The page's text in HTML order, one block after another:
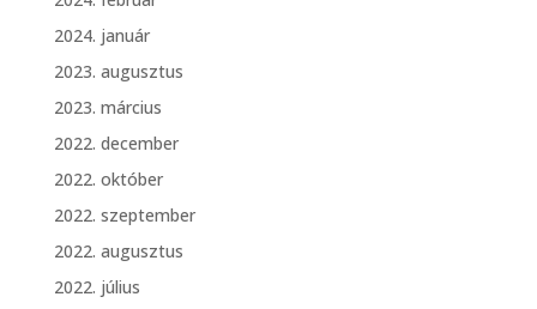
2024. január
2023. augusztus
2023. március
2022. december
2022. október
2022. szeptember
2022. augusztus
2022. július